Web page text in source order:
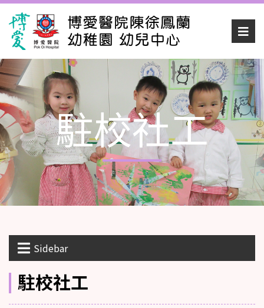
駐校社工
Sidebar
駐校社工